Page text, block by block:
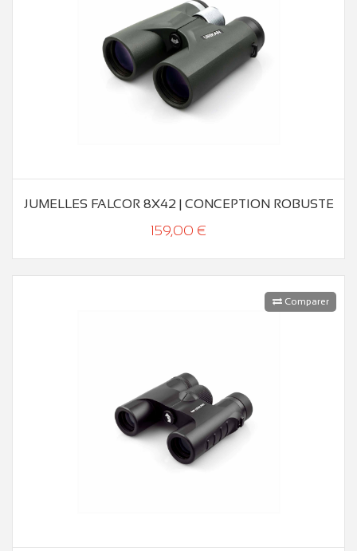
JUMELLES FALCOR 8X42 | CONCEPTION ROBUSTE
159,00 €
Comparer